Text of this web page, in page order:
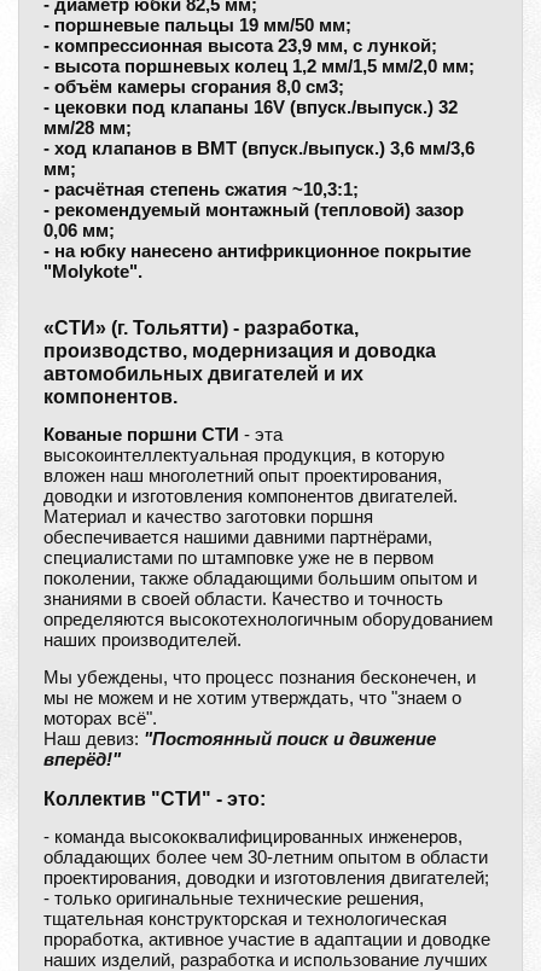
- диаметр юбки 82,5 мм;
- поршневые пальцы 19 мм/50 мм;
- компрессионная высота 23,9 мм, с лункой;
- высота поршневых колец 1,2 мм/1,5 мм/2,0 мм;
- объём камеры сгорания 8,0 см3;
- цековки под клапаны 16V (впуск./выпуск.) 32
мм/28 мм;
- ход клапанов в ВМТ (впуск./выпуск.) 3,6 мм/3,6
мм;
- расчётная степень сжатия ~10,3:1;
- рекомендуемый монтажный (тепловой) зазор
0,06 мм;
- на юбку нанесено антифрикционное покрытие
"Molykote".
«СТИ» (г. Тольятти) - разработка,
производство, модернизация и доводка
автомобильных двигателей и их
компонентов.
Кованые поршни СТИ - эта
высокоинтеллектуальная продукция, в которую
вложен наш многолетний опыт проектирования,
доводки и изготовления компонентов двигателей.
Материал и качество заготовки поршня
обеспечивается нашими давними партнёрами,
специалистами по штамповке уже не в первом
поколении, также обладающими большим опытом и
знаниями в своей области. Качество и точность
определяются высокотехнологичным оборудованием
наших производителей.
Мы убеждены, что процесс познания бесконечен, и
мы не можем и не хотим утверждать, что "знаем о
моторах всё".
Наш девиз: "Постоянный поиск и движение
вперёд!"
Коллектив "СТИ" - это:
- команда высококвалифицированных инженеров,
обладающих более чем 30-летним опытом в области
проектирования, доводки и изготовления двигателей;
- только оригинальные технические решения,
тщательная конструкторская и технологическая
проработка, активное участие в адаптации и доводке
наших изделий, разработка и использование лучших